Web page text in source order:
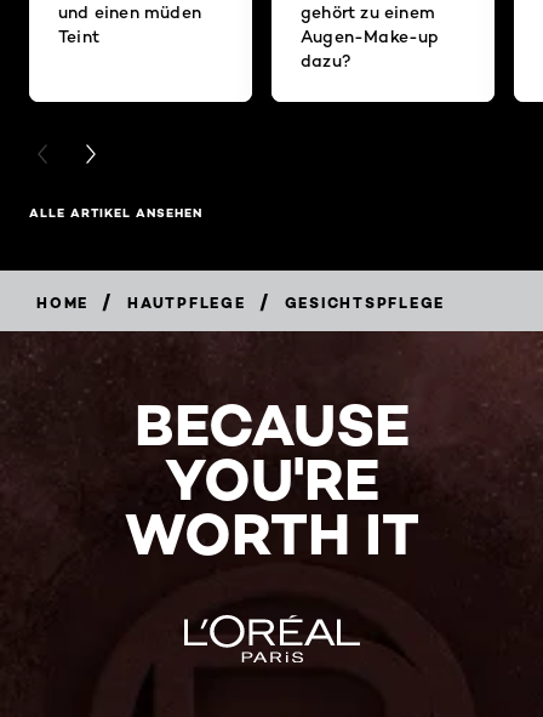
und einen müden
Teint
gehört zu einem
Augen-Make-up
dazu?
PREVIOUS CARD
NEXT CARD
ALLE ARTIKEL ANSEHEN
HOME / HAUTPFLEGE / GESICHTSPFLEGE
BECAUSE
YOU'RE
WORTH IT